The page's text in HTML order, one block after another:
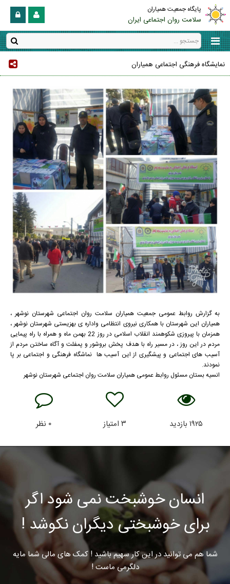
پایگاه جمعیت همیاران
سلامت روان اجتماعی ایران
نمایشگاه فرهنگی اجتماعی همیاران
به گزارش روابط عمومی جمعیت همیاران سلامت روان اجتماعی شهرستان نوشهر ،
همیاران این شهرستان با همکاری نیروی انتظامی واداره ی بهزیستی شهرستان نوشهر ،
همزمان با پیروزی شکوهمند انقلاب اسلامی در روز 22 بهمن ماه و همراه با راه پیمایی
مردم در این روز ، در مسیر راه با هدف پخش بروشور و پمفلت و آگاه ساختن مردم از
آسیب های اجتماعی و پیشگیری از این آسیب ها نماشگاه فرهنگی و اجتماعی بر پا
نمودند.
انسیه بستان مسئول روابط عمومی همیاران سلامت روان اجتماعی شهرستان نوشهر
۱۹۲۵بازدید ۳امتیاز ۰ نظر
انسان خوشبخت نمی شود اگر
برای خوشبختی دیگران نکوشد !
شما هم می توانید در این کار سهیم باشید ! کمک های مالی شما مایه
دلگرمی ماست !